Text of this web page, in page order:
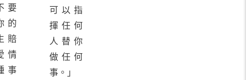
要
的
賠
情
事
可以指
揮任何
人替你
做任何
事。」